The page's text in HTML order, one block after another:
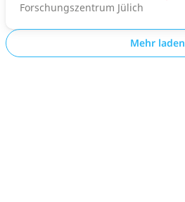
Forschungszentrum Jülich
Mehr laden